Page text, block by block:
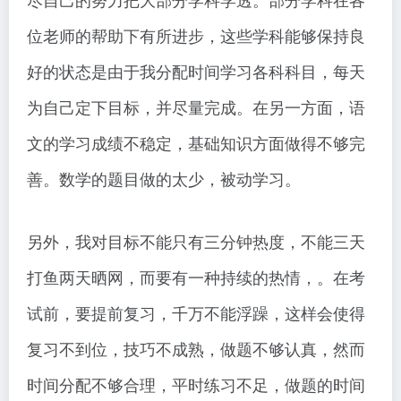
位老师的帮助下有所进步，这些学科能够保持良
好的状态是由于我分配时间学习各科科目，每天
为自己定下目标，并尽量完成。在另一方面，语
文的学习成绩不稳定，基础知识方面做得不够完
善。数学的题目做的太少，被动学习。
另外，我对目标不能只有三分钟热度，不能三天
打鱼两天晒网，而要有一种持续的热情，。在考
试前，要提前复习，千万不能浮躁，这样会使得
复习不到位，技巧不成熟，做题不够认真，然而
时间分配不够合理，平时练习不足，做题的时间